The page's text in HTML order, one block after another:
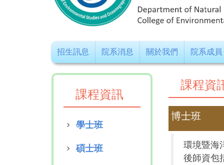
招生訊息 院系消息 關於我們 院系成員
課程資訊
學士班
碩士班
課程資
博士班
環境暨海
後師資包